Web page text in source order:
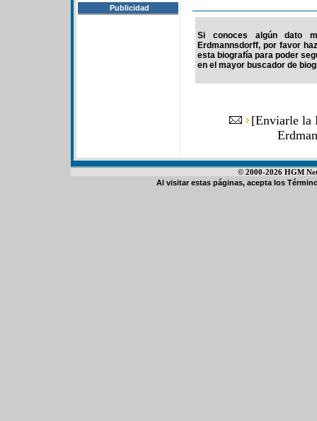
Publicidad
Si conoces algún dato
Erdmannsdorff, por favor
esta biografía para poder
en el mayor buscador de
[Enviarle la
© 2000-2026 HGM
Al visitar estas páginas, acepta los